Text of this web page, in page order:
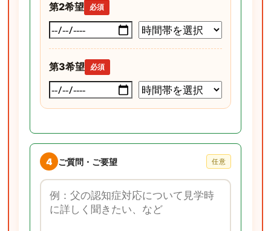
第2希望 必須
第3希望 必須
4 ご質問・ご要望 任意
ご質問・ご要望